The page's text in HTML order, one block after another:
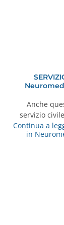
Anche
servizio
Continua a
in